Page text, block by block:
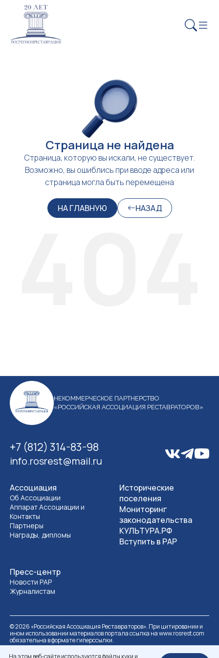
Страница не найдена
Страница, которую вы искали, не существует.
Возможно, вы ошиблись при вводе адреса или
страница могла быть перемещена
НА ГЛАВНУЮ НАЗАД
На этом веб-сайте используются файлы куки и
НЕКОММЕРЧЕСКОЕ ПАРТНЕРСТВО
«РОССИЙСКАЯ АССОЦИАЦИЯ РЕСТАВРАТОРОВ»
+7 (812) 314-83-98
info.rosrest@mail.ru
Ассоциация
Об Ассоциации
Аппарат Ассоциации и
Контакты
Партнеры
Награды, дипломы
Пресс-центр
Новости РАР
Журналистам
Исторические
поселения
Мониторинг
законодательства
КУЛЬТУРА.РФ
Вступить в РАР
©2026 «Российская Ассоциация Реставраторов». При цитировании и
ином использовании материалов портала ссылка на www.rosrest.com
обязательна в формате гиперссылки.
Политика обработки персональных данных
Разработка сайта